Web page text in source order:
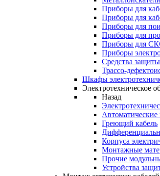
Приборы для
Приборы для
Приборы для
Приборы для
Приборы для
Приборы
Средства
Трассо-
Шкафы
Электротехническое
Назад
Греющий кабель
Корпуса
Монтажные
Прочие
Устройства